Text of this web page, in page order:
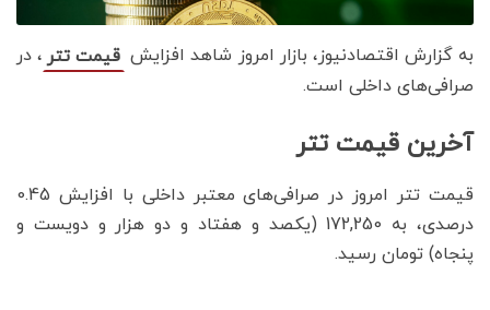
به گزارش اقتصادنیوز، بازار امروز شاهد افزایش قیمت تتر ، در
صرافی‌های داخلی است.
آخرین قیمت تتر
قیمت تتر امروز در صرافی‌های معتبر داخلی با افزایش 0.45
درصدی، به 172,250 (یکصد و هفتاد و دو هزار و دویست و
پنجاه) تومان رسید.